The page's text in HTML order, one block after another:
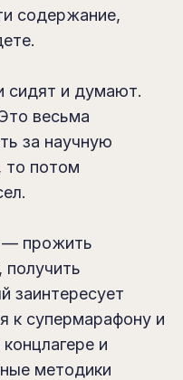
содержание,
сидят и думают.
весьма
за научную
то потом
— прожить
заинтересует
к супермарафону и
и
методики